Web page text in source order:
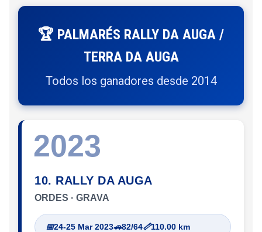
🏆 PALMARÉS RALLY DA AUGA /
TERRA DA AUGA
Todos los ganadores desde 2014
2023
10. RALLY DA AUGA
ORDES · GRAVA
📅24-25 Mar 2023🚗82/64📏110.00 km